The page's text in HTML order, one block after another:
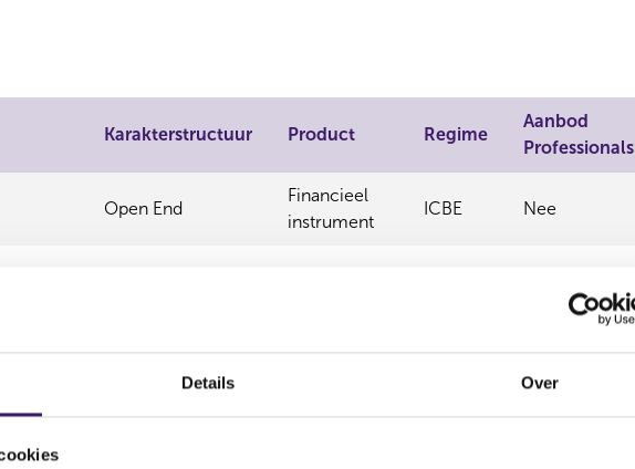
Details Over
Karakterstructuur Product Regime
Aanbod
Professionals
Open End
Financieel
instrument
ICBE Nee